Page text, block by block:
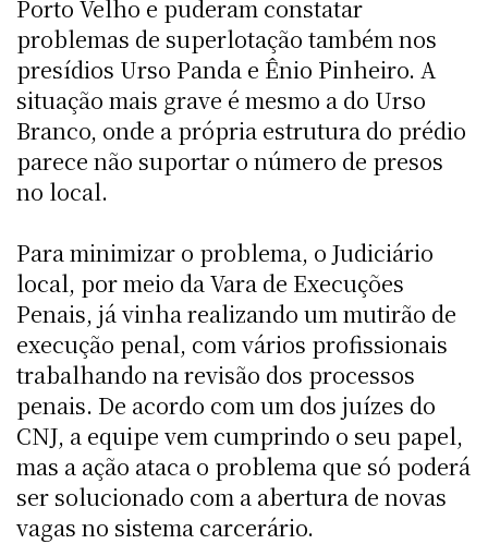
Porto Velho e puderam constatar
problemas de superlotação também nos
presídios Urso Panda e Ênio Pinheiro. A
situação mais grave é mesmo a do Urso
Branco, onde a própria estrutura do prédio
parece não suportar o número de presos
no local.
Para minimizar o problema, o Judiciário
local, por meio da Vara de Execuções
Penais, já vinha realizando um mutirão de
execução penal, com vários profissionais
trabalhando na revisão dos processos
penais. De acordo com um dos juízes do
CNJ, a equipe vem cumprindo o seu papel,
mas a ação ataca o problema que só poderá
ser solucionado com a abertura de novas
vagas no sistema carcerário.